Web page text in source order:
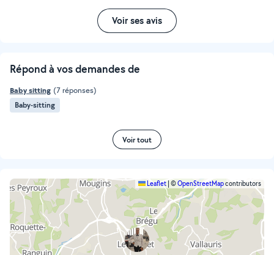
Voir ses avis
Répond à vos demandes de
Baby sitting (7 réponses)
Baby-sitting
Voir tout
Leaflet ©OpenStreetMapcontributors